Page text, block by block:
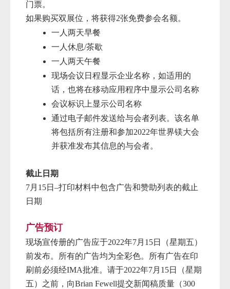
门票。
如果购买双展位，将获得2张免费参会名额。
一人两天早餐
一人休息/茶歇
一人两天午餐
现场会议日程显示企业名称，如适用的
话，也将在移动应用程序中显示公司名称
会议标识上显示公司名称
通过电子邮件发送给与会者列表。该名单
将包括所有注册和参加2022年世界镁大会
并获准发布其信息的与会者。
截止日期
7月15日–打印材料中包含广告和赞助列表的截止
日期
广告预订
现场宣传册的广告应于2022年7月15日（星期五）
前发布。所有的广告均为全彩色。所有广告在印
刷前必须经IMA批准。请于2022年7月15日
（星期
五）之前，向Brian Fewell提交新闻稿质量（300